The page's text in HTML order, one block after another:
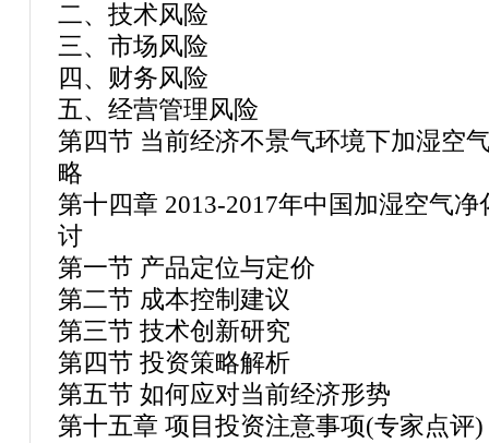
二、技术风险
三、市场风险
四、财务风险
五、经营管理风险
第四节 当前经济不景气环境下加湿空
略
第十四章 2013-2017年中国加湿空气
讨
第一节 产品定位与定价
第二节 成本控制建议
第三节 技术创新研究
第四节 投资策略解析
第五节 如何应对当前经济形势
第十五章 项目投资注意事项(专家点评)